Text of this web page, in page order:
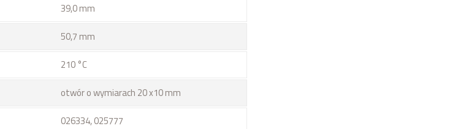
39,0 mm
50,7 mm
210 °C
otwór o wymiarach 20 x10 mm
026334, 025777